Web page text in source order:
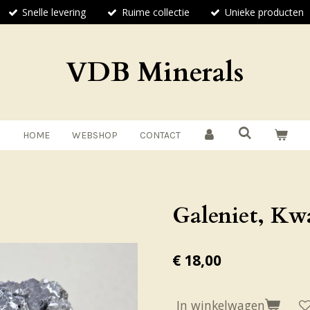
Snelle levering Ruime collectie Unieke producten
VDB Minerals
HOME WEBSHOP CONTACT
Galeniet,
€ 18,00
In winkelwagen